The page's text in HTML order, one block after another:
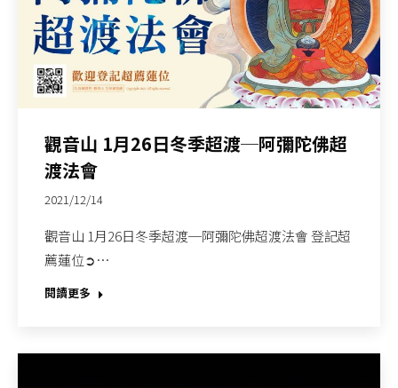
觀音山 1月26日冬季超渡─阿彌陀佛超
渡法會
2021/12/14
觀音山 1月26日冬季超渡─阿彌陀佛超渡法會 登記超
薦蓮位➲…
閱讀更多